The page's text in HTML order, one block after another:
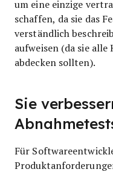
um eine einzige
schaffen, da sie das
verständlich
aufweisen (da sie alle
abdecken sollten).
Sie
Für